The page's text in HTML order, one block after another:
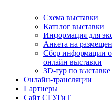
Схема выставки
Каталог выставки
Информация для
Анкета на
Сбор информации о
онлайн выставки
3D-тур по
Онлайн-трансляции
Партнеры
Сайт СГУГиТ